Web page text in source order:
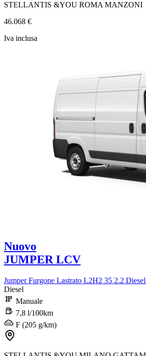
STELLANTIS &YOU ROMA MANZONI
46.068 €
Iva inclusa
Nuovo
JUMPER LCV
Jumper Furgone Lastrato L2H2 35 2.2
Diesel
Manuale
7,8 l/100km
F (205 g/km)